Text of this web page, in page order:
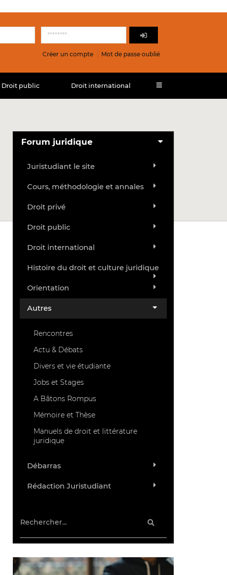
Créer un compte Mot de passe oublié
Droit public Droit international
Forum juridique
Juristudiant le site
Cours, méthodologie et annales
Droit privé
Droit public
Droit international
Histoire du droit et culture juridique
Orientation
Autres
Rencontres
Actu & Débats
Divers et vie étudiante
Jobs et Stages
A Bâtons Rompus
Mémoire et Thèse
Manuels de droit et littérature
juridique
Débarras
Rédaction Juristudiant